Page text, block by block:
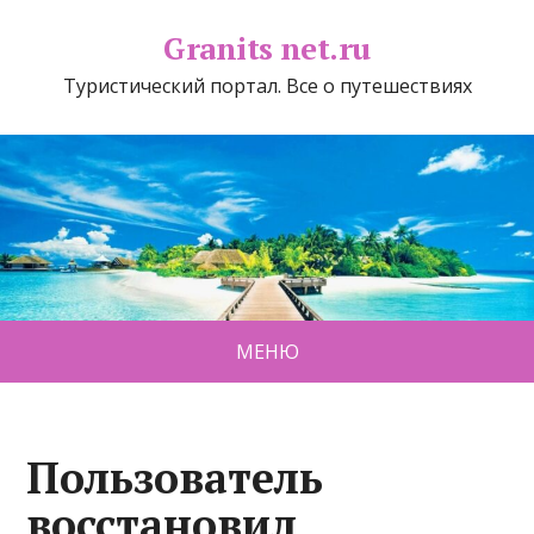
Granits net.ru
Туристический портал. Все о путешествиях
МЕНЮ
Пользователь